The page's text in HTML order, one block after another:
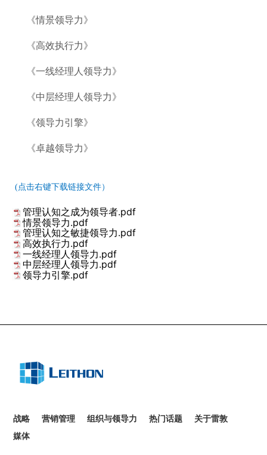
《情景领导力》
《高效执行力》
《一线经理人领导力》
《中层经理人领导力》
《领导力引擎》
《卓越领导力》
(点击右键下载链接文件）
管理认知之成为领导者.pdf
情景领导力.pdf
管理认知之敏捷领导力.pdf
高效执行力.pdf
一线经理人领导力.pdf
中层经理⼈领导⼒.pdf
领导力引擎.pdf
战略 营销管理 组织与领导力 热门话题
关于雷敦
媒体